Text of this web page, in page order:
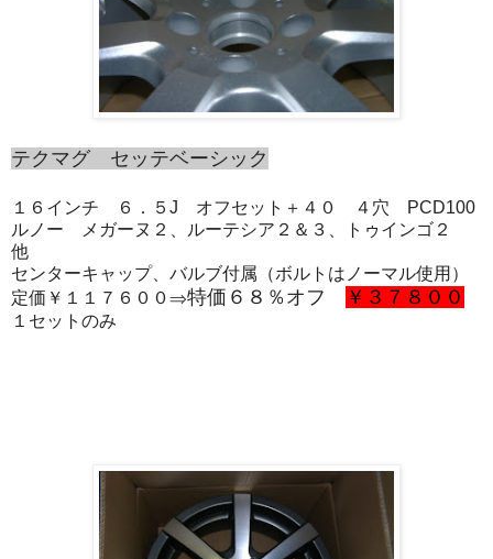
テクマグ セッテベーシック
１６インチ ６．５J オフセット＋４０ ４穴 PCD100
ルノー メガーヌ２、ルーテシア２＆３、トゥインゴ２
他
センターキャップ、バルブ付属（ボルトはノーマル使用）
定価￥１１７６００⇒特価６８％オフ ￥３７８００
１セットのみ